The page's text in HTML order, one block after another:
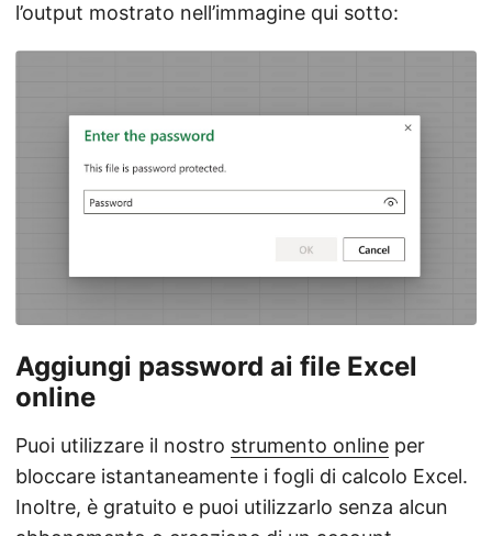
l’output mostrato nell’immagine qui sotto:
Aggiungi password ai file Excel
online
Puoi utilizzare il nostro strumento online per
bloccare istantaneamente i fogli di calcolo Excel.
Inoltre, è gratuito e puoi utilizzarlo senza alcun